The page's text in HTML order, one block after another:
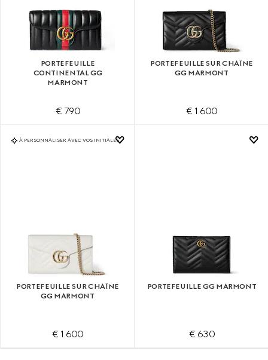
PORTEFEUILLE
CONTINENTAL GG
MARMONT
€ 790
PORTEFEUILLE SUR CHAÎNE
GG MARMONT
€ 1.600
À PERSONNALISER AVEC VOS INITIALES
PORTEFEUILLE SUR CHAÎNE
GG MARMONT
€ 1.600
PORTEFEUILLE GG MARMONT
€ 630